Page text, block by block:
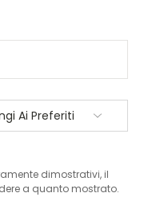
Ai Preferiti
dimostrativi, il
a quanto mostrato.